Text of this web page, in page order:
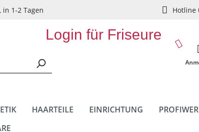
in 1-2 Tagen Hotline
Login für Friseure
HAARTEILE EINRICHTUNG